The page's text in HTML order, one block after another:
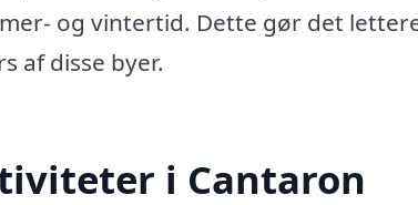
og vintertid. Dette gør det
af disse byer.
i Cantaron